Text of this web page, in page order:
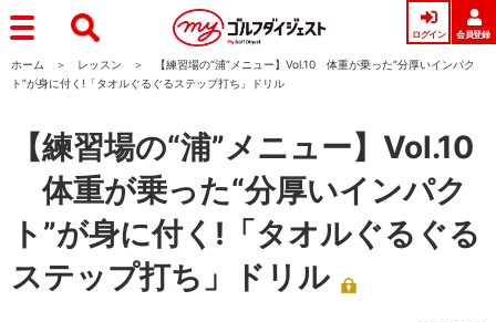
ログイン 会員登録
ホーム レッスン
【練習場の“浦”メニュー】Vol.10 体重が乗った“分厚いインパク
ト”が身に付く!「タオルぐるぐるステップ打ち」ドリル
【練習場の“浦”メニュー】Vol.10
体重が乗った“分厚いインパク
ト”が身に付く!「タオルぐるぐる
ステップ打ち」ドリル